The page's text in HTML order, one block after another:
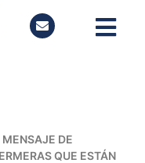
MENSAJE DE
QUE ESTÁN